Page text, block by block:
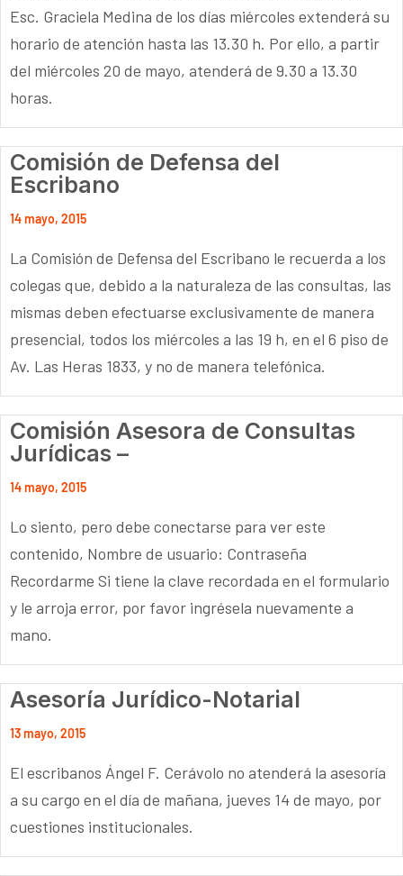
Esc. Graciela Medina de los días miércoles extenderá su
horario de atención hasta las 13.30 h. Por ello, a partir
del miércoles 20 de mayo, atenderá de 9.30 a 13.30
horas.
Comisión de Defensa del
Escribano
14 mayo, 2015
La Comisión de Defensa del Escribano le recuerda a los
colegas que, debido a la naturaleza de las consultas, las
mismas deben efectuarse exclusivamente de manera
presencial, todos los miércoles a las 19 h, en el 6 piso de
Av. Las Heras 1833, y no de manera telefónica.
Comisión Asesora de Consultas
Jurídicas –
14 mayo, 2015
Lo siento, pero debe conectarse para ver este
contenido, Nombre de usuario: Contraseña
Recordarme Si tiene la clave recordada en el formulario
y le arroja error, por favor ingrésela nuevamente a
mano.
Asesoría Jurídico-Notarial
13 mayo, 2015
El escribanos Ángel F. Cerávolo no atenderá la asesoría
a su cargo en el día de mañana, jueves 14 de mayo, por
cuestiones institucionales.